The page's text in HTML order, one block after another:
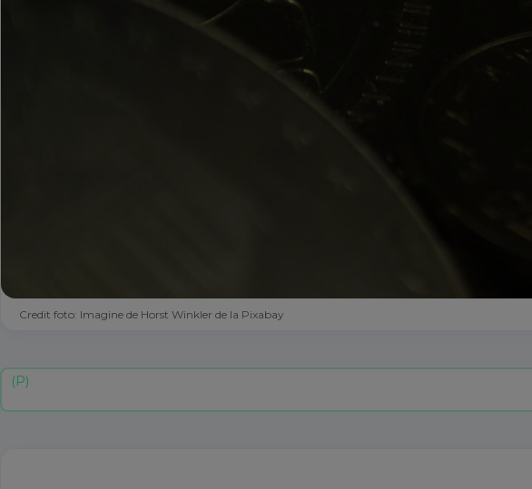
Credit foto: Imagine de Horst Winkler de la Pixabay